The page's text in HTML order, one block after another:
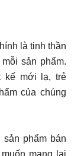
là tinh thần
sản phẩm.
kế mới lạ, trẻ
của chúng
phẩm bán
mang lại